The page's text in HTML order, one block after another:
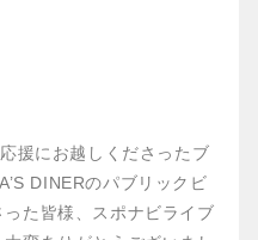
援にお越しくださったブ
DINERのパブリックビ
た皆様、スポナビライブ